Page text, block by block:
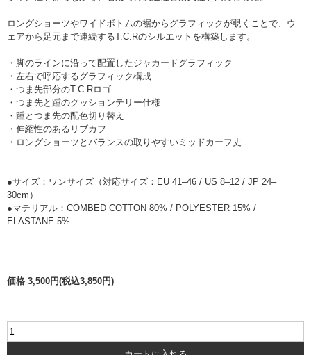
ロングショーツやワイドボトムの裾からグラフィックが覗くことで、ウ
ェアから足元まで連続するT.C.Rのシルエットを構築します。
・脚のラインに沿って配置したジャカードグラフィック
・左右で呼応するグラフィック構成
・つま先部分のT.C.Rロゴ
・つま先と踵のクッションテリー仕様
・踵とつま先の配色切り替え
・伸縮性のあるリブカフ
・ロングショーツとバランスの取りやすいミッドカーフ丈
●サイズ：ワンサイズ（対応サイズ：EU 41–46 / US 8–12 / JP 24–
30cm）
●マテリアル ：COMBED COTTON 80% / POLYESTER 15% /
ELASTANE 5%
価格 3,500円(税込3,850円)